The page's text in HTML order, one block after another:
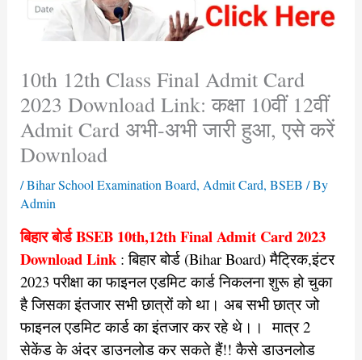
10th 12th Class Final Admit Card
2023 Download Link: कक्षा 10वीं 12वीं
Admit Card अभी-अभी जारी हुआ, एसे करें
Download
/Bihar School Examination Board, Admit Card, BSEB / By
Admin
बिहार बोर्ड BSEB 10th,12th Final Admit Card 2023
Download Link: बिहार बोर्ड (Bihar Board) मैट्रिक,इंटर
2023 परीक्षा का फाइनल एडमिट कार्ड निकलना शुरू हो चुका
है जिसका इंतजार सभी छात्रों को था। अब सभी छात्र जो
फाइनल एडमिट कार्ड का इंतजार कर रहे थे।। मात्र 2
सेकेंड के अंदर डाउनलोड कर सकते हैं!! कैसे डाउनलोड